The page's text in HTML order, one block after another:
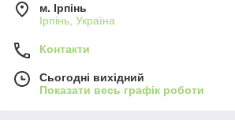
м. Ірпінь
Ірпінь, Україна
Контакти
Сьогодні вихідний
Показати весь графік роботи